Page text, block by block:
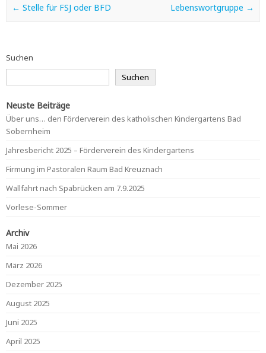
Post navigation
← Stelle für FSJ oder BFD Lebenswortgruppe →
Suchen
Suchen
Neuste Beiträge
Über uns… den Förderverein des katholischen Kindergartens Bad
Sobernheim
Jahresbericht 2025 – Förderverein des Kindergartens
Firmung im Pastoralen Raum Bad Kreuznach
Wallfahrt nach Spabrücken am 7.9.2025
Vorlese-Sommer
Archiv
Mai 2026
März 2026
Dezember 2025
August 2025
Juni 2025
April 2025